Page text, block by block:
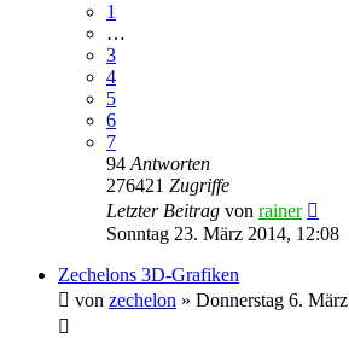
1
…
3
4
5
6
7
94 Antworten
276421 Zugriffe
Letzter Beitrag von rainer
Sonntag 23. März 2014, 12:08
Zechelons 3D-Grafiken
von zechelon » Donnerstag 6.